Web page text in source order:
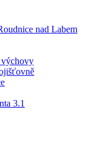
nad Labem
výchovy
3.1